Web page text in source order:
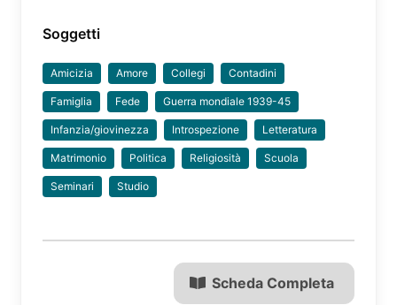
Soggetti
Amicizia Amore Collegi Contadini
Famiglia Fede Guerra mondiale 1939-45
Infanzia/giovinezza Introspezione Letteratura
Matrimonio Politica Religiosità Scuola
Seminari Studio
Scheda Completa